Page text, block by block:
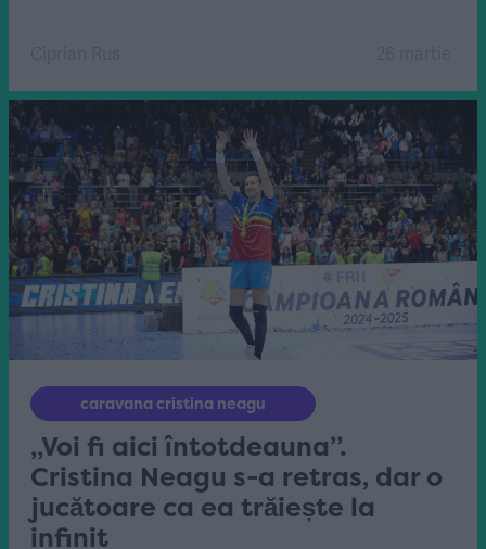
caravana cristina neagu
„Voi fi aici întotdeauna”.
Cristina Neagu s-a retras, dar o
jucătoare ca ea trăiește la
infinit